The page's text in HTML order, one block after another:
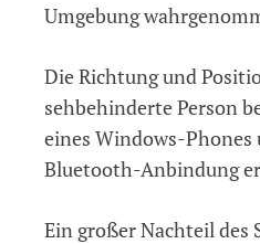
Umgebung
Die Richtung und
sehbehinderte Person
eines Windows-Phones
Bluetooth-Anbindung
Ein großer Nachteil des